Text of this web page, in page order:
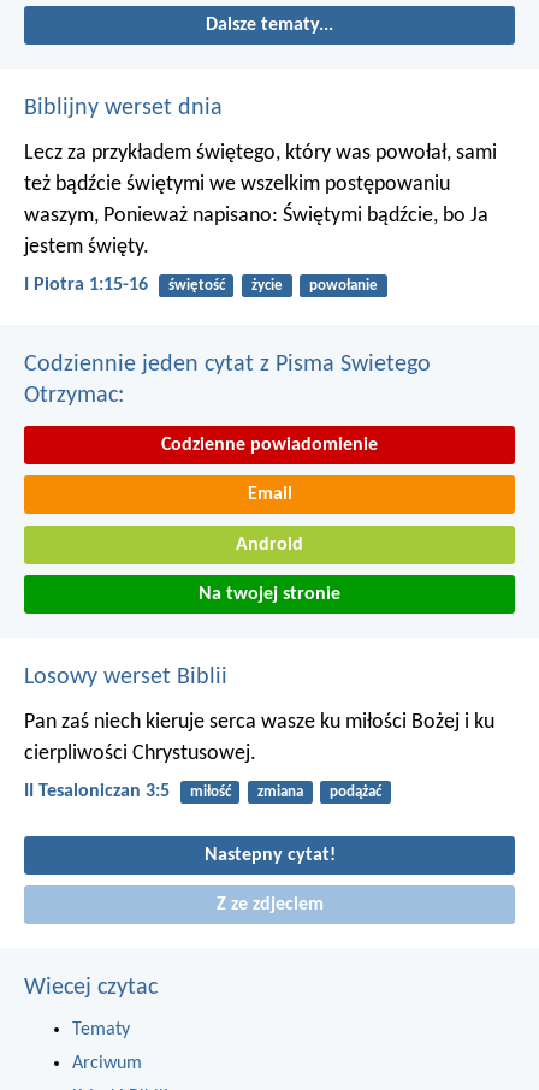
Dalsze tematy...
Biblijny werset dnia
Lecz za przykładem świętego, który was powołał, sami
też bądźcie świętymi we wszelkim postępowaniu
waszym, Ponieważ napisano: Świętymi bądźcie, bo Ja
jestem święty.
I Piotra 1:15-16 świętość życie powołanie
Codziennie jeden cytat z Pisma Swietego
Otrzymac:
Codzienne powiadomienie
Email
Android
Na twojej stronie
Losowy werset Biblii
Pan zaś niech kieruje serca wasze ku miłości Bożej i ku
cierpliwości Chrystusowej.
II Tesaloniczan 3:5 miłość zmiana podążać
Nastepny cytat!
Z ze zdjeciem
Wiecej czytac
Tematy
Arciwum